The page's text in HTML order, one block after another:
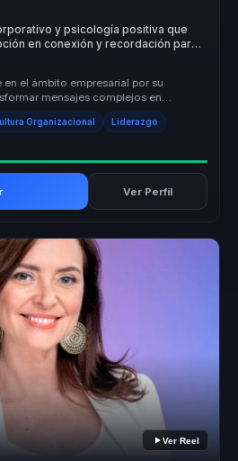
y psicología positiva que
en conexión y recordación para
el ámbito empresarial por su
mensajes complejos en
Organizacional Liderazgo
Ver Perfil
Ver Reel